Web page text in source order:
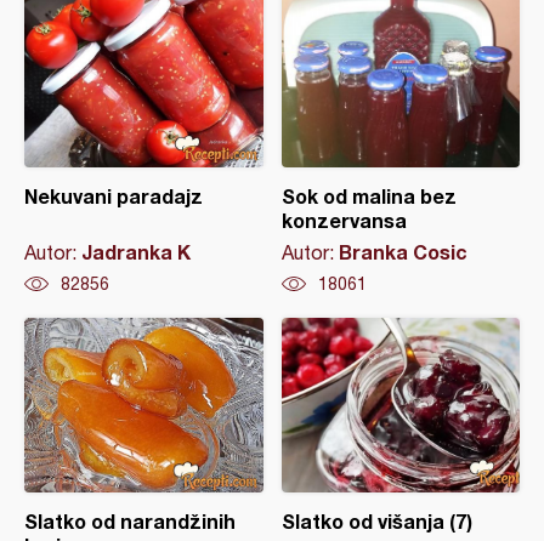
Nekuvani paradajz
Autor: Jadranka K
82856
Sok od malina bez
konzervansa
Autor: Branka Cosic
18061
Slatko od narandžinih
Slatko od višanja (7)